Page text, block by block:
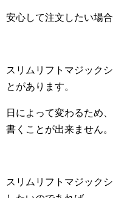
安心して注文したい場
スリムリフトマジック
とがあります。
日によって変わるため
書くことが出来ません。
スリムリフトマジック